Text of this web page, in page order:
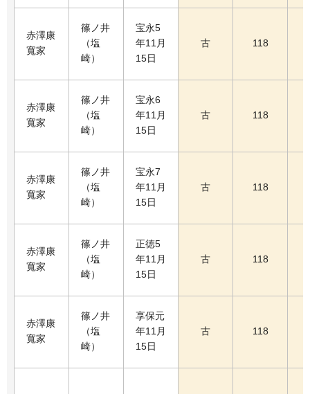
赤澤康
寬家
篠ノ井
（塩
崎）
宝永5
年11月
15日
古 118
赤澤康
寬家
篠ノ井
（塩
崎）
宝永6
年11月
15日
古 118
赤澤康
寬家
篠ノ井
（塩
崎）
宝永7
年11月
15日
古 118
赤澤康
寬家
篠ノ井
（塩
崎）
正徳5
年11月
15日
古 118
赤澤康
寬家
篠ノ井
（塩
崎）
享保元
年11月
15日
古 118